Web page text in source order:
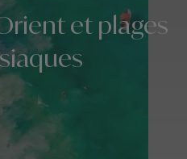
et plages